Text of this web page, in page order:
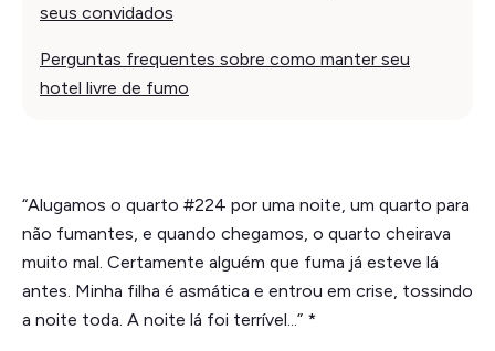
seus convidados
Perguntas frequentes sobre como manter seu
hotel livre de fumo
“Alugamos o quarto #224 por uma noite, um quarto para
não fumantes, e quando chegamos, o quarto cheirava
muito mal. Certamente alguém que fuma já esteve lá
antes. Minha filha é asmática e entrou em crise, tossindo
a noite toda. A noite lá foi terrível...” *